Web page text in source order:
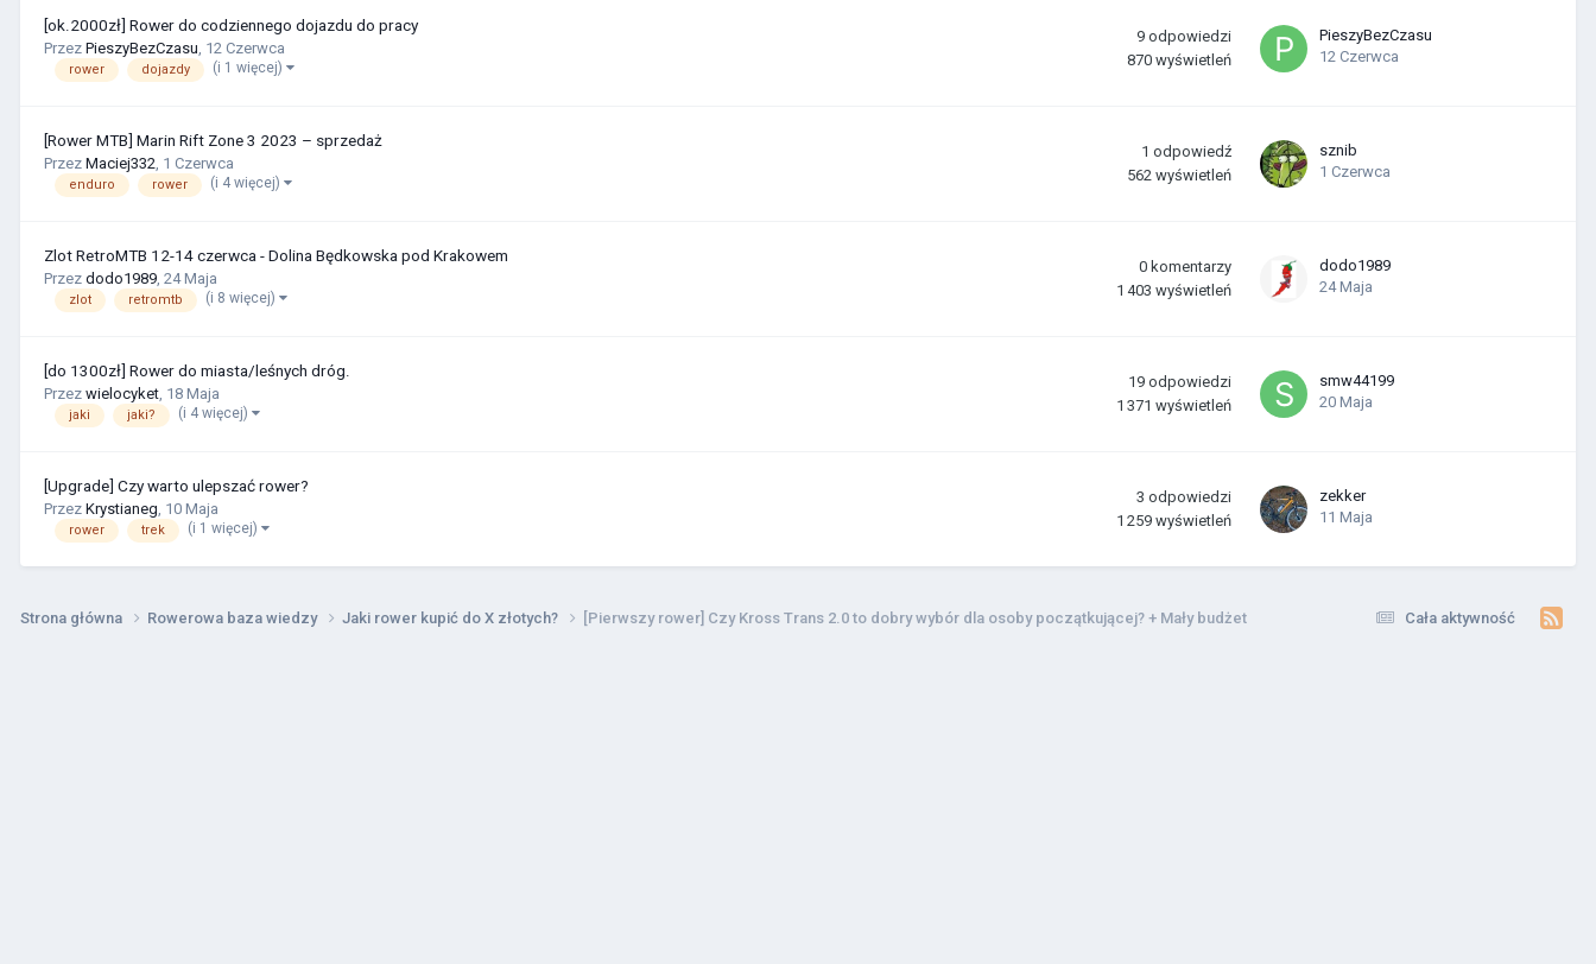
[ok.2000zł] Rower do codziennego dojazdu do pracy
Przez PieszyBezCzasu, 12 Czerwca
rower dojazdy (i 1 więcej)
9 odpowiedzi
870 wyświetleń
PieszyBezCzasu
12 Czerwca
[Rower MTB] Marin Rift Zone 3 2023 – sprzedaż
Przez Maciej332, 1 Czerwca
enduro rower (i 4 więcej)
1 odpowiedź
562 wyświetleń
sznib
1 Czerwca
Zlot RetroMTB 12-14 czerwca - Dolina Będkowska pod Krakowem
Przez dodo1989, 24 Maja
zlot retromtb (i 8 więcej)
0 komentarzy
1 403 wyświetleń
dodo1989
24 Maja
[do 1300zł] Rower do miasta/leśnych dróg.
Przez wielocyket, 18 Maja
jaki jaki? (i 4 więcej)
19 odpowiedzi
1 371 wyświetleń
smw44199
20 Maja
[Upgrade] Czy warto ulepszać rower?
Przez Krystianeg, 10 Maja
rower trek (i 1 więcej)
3 odpowiedzi
1 259 wyświetleń
zekker
11 Maja
Cała aktywność
Strona główna Rowerowa baza wiedzy Jaki rower kupić do X złotych? [Pierwszy rower] Czy Kross Trans 2.0 to dobry wybór dla osoby początkującej? + Mały budżet